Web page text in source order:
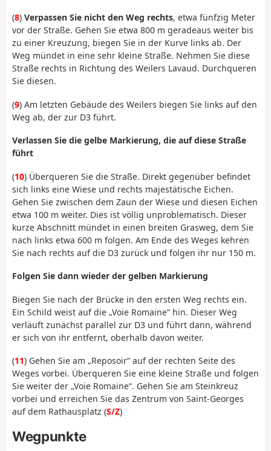
(8) Verpassen Sie nicht den Weg rechts, etwa fünfzig Meter
vor der Straße. Gehen Sie etwa 800 m geradeaus weiter bis
zu einer Kreuzung, biegen Sie in der Kurve links ab. Der
Weg mündet in eine sehr kleine Straße. Nehmen Sie diese
Straße rechts in Richtung des Weilers Lavaud. Durchqueren
Sie diesen.
(9) Am letzten Gebäude des Weilers biegen Sie links auf den
Weg ab, der zur D3 führt.
Verlassen Sie die gelbe Markierung, die auf diese Straße
führt
(10) Überqueren Sie die Straße. Direkt gegenüber befindet
sich links eine Wiese und rechts majestätische Eichen.
Gehen Sie zwischen dem Zaun der Wiese und diesen Eichen
etwa 100 m weiter. Dies ist völlig unproblematisch. Dieser
kurze Abschnitt mündet in einen breiten Grasweg, dem Sie
nach links etwa 600 m folgen. Am Ende des Weges kehren
Sie nach rechts auf die D3 zurück und folgen ihr nur 150 m.
Folgen Sie dann wieder der gelben Markierung
Biegen Sie nach der Brücke in den ersten Weg rechts ein.
Ein Schild weist auf die „Voie Romaine“ hin. Dieser Weg
verläuft zunächst parallel zur D3 und führt dann, während
er sich von ihr entfernt, oberhalb davon weiter.
(11) Gehen Sie am „Reposoir“ auf der rechten Seite des
Weges vorbei. Überqueren Sie eine kleine Straße und folgen
Sie weiter der „Voie Romaine“. Gehen Sie am Steinkreuz
vorbei und erreichen Sie das Zentrum von Saint-Georges
auf dem Rathausplatz (S/Z)
Wegpunkte